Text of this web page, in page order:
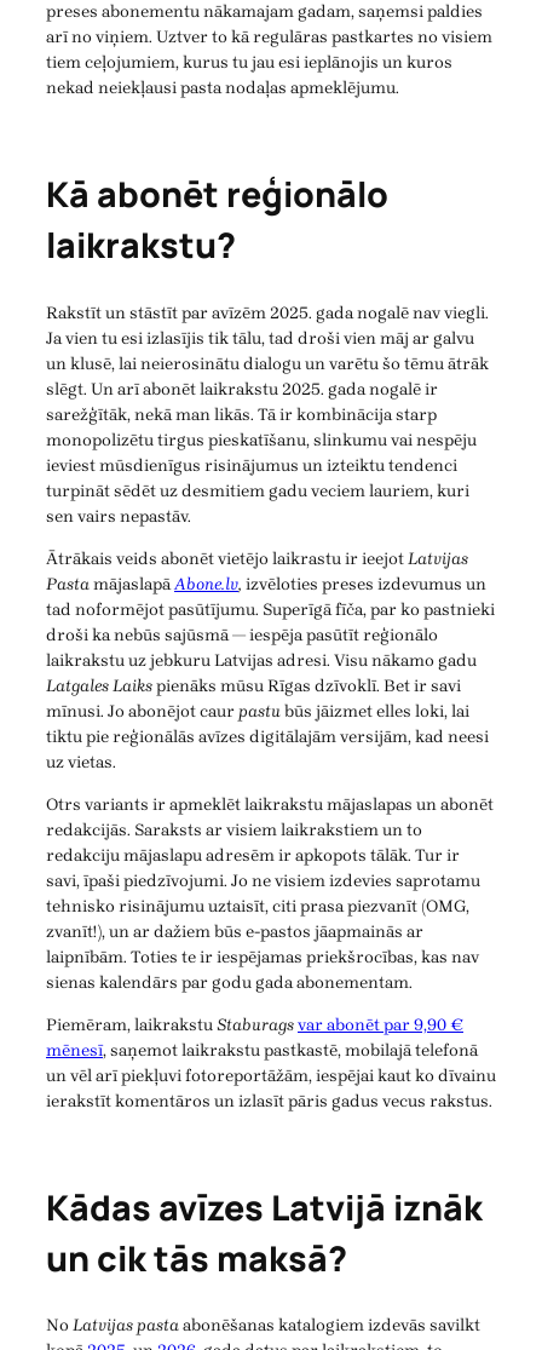
preses abonementu nākamajam gadam, saņemsi paldies
arī no viņiem. Uztver to kā regulāras pastkartes no visiem
tiem ceļojumiem, kurus tu jau esi ieplānojis un kuros
nekad neiekļausi pasta nodaļas apmeklējumu.
Kā abonēt reģionālo
laikrakstu?
Rakstīt un stāstīt par avīzēm 2025. gada nogalē nav viegli.
Ja vien tu esi izlasījis tik tālu, tad droši vien māj ar galvu
un klusē, lai neierosinātu dialogu un varētu šo tēmu ātrāk
slēgt. Un arī abonēt laikrakstu 2025. gada nogalē ir
sarežģītāk, nekā man likās. Tā ir kombinācija starp
monopolizētu tirgus pieskatīšanu, slinkumu vai nespēju
ieviest mūsdienīgus risinājumus un izteiktu tendenci
turpināt sēdēt uz desmitiem gadu veciem lauriem, kuri
sen vairs nepastāv.
Ātrākais veids abonēt vietējo laikrastu ir ieejotLatvijas
PastamājaslapāAbone.lv, izvēloties preses izdevumus un
tad noformējot pasūtījumu. Superīgā fīča, par ko pastnieki
droši ka nebūs sajūsmā — iespēja pasūtīt reģionālo
laikrakstu uz jebkuru Latvijas adresi. Visu nākamo gadu
Latgales Laikspienāks mūsu Rīgas dzīvoklī. Bet ir savi
mīnusi. Jo abonējot caurpastubūs jāizmet elles loki, lai
tiktu pie reģionālās avīzes digitālajām versijām, kad neesi
uz vietas.
Otrs variants ir apmeklēt laikrakstu mājaslapas un abonēt
redakcijās. Saraksts ar visiem laikrakstiem un to
redakciju mājaslapu adresēm ir apkopots tālāk. Tur ir
savi, īpaši piedzīvojumi. Jo ne visiem izdevies saprotamu
tehnisko risinājumu uztaisīt, citi prasa piezvanīt (OMG,
zvanīt!), un ar dažiem būs e-pastos jāapmainās ar
laipnībām. Toties te ir iespējamas priekšrocības, kas nav
sienas kalendārs par godu gada abonementam.
Piemēram, laikrakstuStaburagsvar abonēt par 9,90 €
mēnesī, saņemot laikrakstu pastkastē, mobilajā telefonā
un vēl arī piekļuvi fotoreportāžām, iespējai kaut ko dīvainu
ierakstīt komentāros un izlasīt pāris gadus vecus rakstus.
Kādas avīzes Latvijā iznāk
un cik tās maksā?
NoLatvijas pastaabonēšanas katalogiem izdevās savilkt